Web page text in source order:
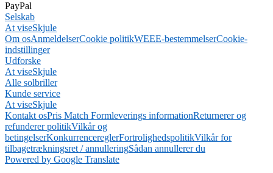
PayPal
Selskab
At viseSkjule
Om osAnmeldelserCookie politikWEEE-bestemmelserCookie-
indstillinger
Udforske
At viseSkjule
Alle solbriller
Kunde service
At viseSkjule
Kontakt osPris Match Formleverings informationReturnerer og
refunderer politikVilkår og
betingelserKonkurrencereglerFortrolighedspolitikVilkår for
tilbagetrækningsret / annulleringSådan annullerer du
Powered by Google Translate